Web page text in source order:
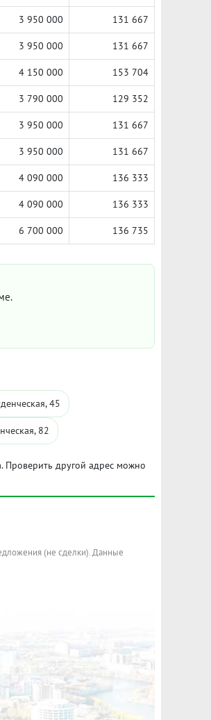
3 950 000 131 667
3 950 000 131 667
4 150 000 153 704
3 790 000 129 352
3 950 000 131 667
3 950 000 131 667
4 090 000 136 333
4 090 000 136 333
6 700 000 136 735
45
82
Проверить другой адрес можно
(не сделки). Данные